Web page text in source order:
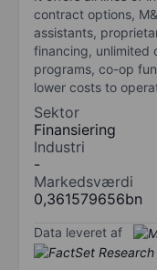
contract options,
assistants,
financing, unlimited
programs, co-op
lower costs to
Sektor
Finansiering
Industri
-
Markedsværdi
0,361579656bn
Data leveret af